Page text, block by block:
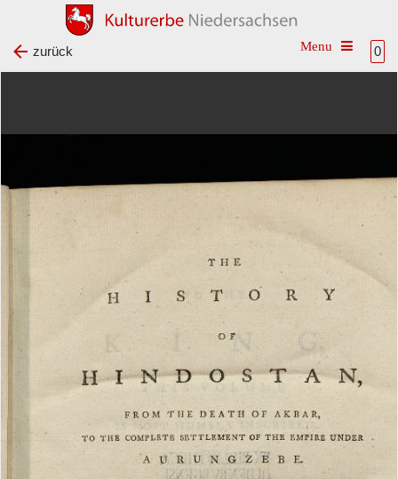
0
Toggle
zurück